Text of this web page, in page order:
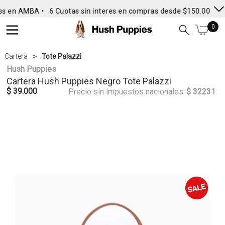
en AMBA • 6 Cuotas sin interes en compras desde $150.000 •
0
Cartera Tote Palazzi
Hush Puppies
Cartera Hush Puppies Negro Tote Palazzi
$ 39.000 Precio sin impuestos nacionales: $ 32231